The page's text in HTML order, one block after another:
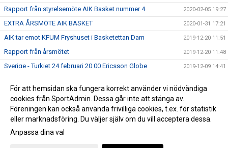
Rapport från styrelsemöte AIK Basket nummer 4 2020-02-05 19:27
EXTRA ÅRSMÖTE AIK BASKET 2020-01-31 17:21
AIK tar emot KFUM Fryshuset i Basketettan Dam 2019-12-20 11:51
Rapport från årsmötet 2019-12-20 11:48
Sverige - Turkiet 24 februari 20.00 Ericsson Globe 2019-12-09 14:41
ANMÄL DIG TILL SOMMARENS SVETTIGASTE LÄGER –
GNAGET BASKETBALL CAMP!
Gå till Webbversion
För att hemsidan ska fungera korrekt använder vi nödvändiga
cookies från SportAdmin. Dessa går inte att stänga av.
Föreningen kan också använda frivilliga cookies, t.ex. för statistik
eller marknadsföring. Du väljer själv om du vill acceptera dessa.
Anpassa dina val